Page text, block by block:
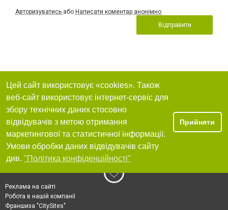
Авторизуватись або Написати коментар анонімно
Відправити
Цей сайт використовує «cookies». Також
веб-сайт використовує інтернет-сервіс для
збору технічних даних стосовно
відвідувачів з метою отримання
маркетингової та статистичної інформації.
Умови обробки даних відвідувачів сайту
див. "Політика конфіденційності"
Прийняти
Реклама на сайті
Робота в нашій компанії
Франшиза "CitySites"